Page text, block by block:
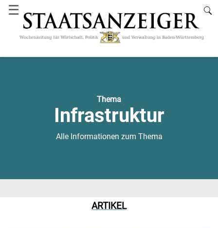
☰
Thema
Infrastruktur
Alle Informationen zum Thema
ARTIKEL